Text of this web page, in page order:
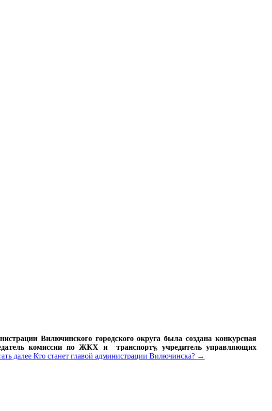
Вилючинского городского округа была создана конкурсная
комиссии по ЖКХ и транспорту, учредитель управляющих
далее Кто станет главой администрации Вилючинска? →